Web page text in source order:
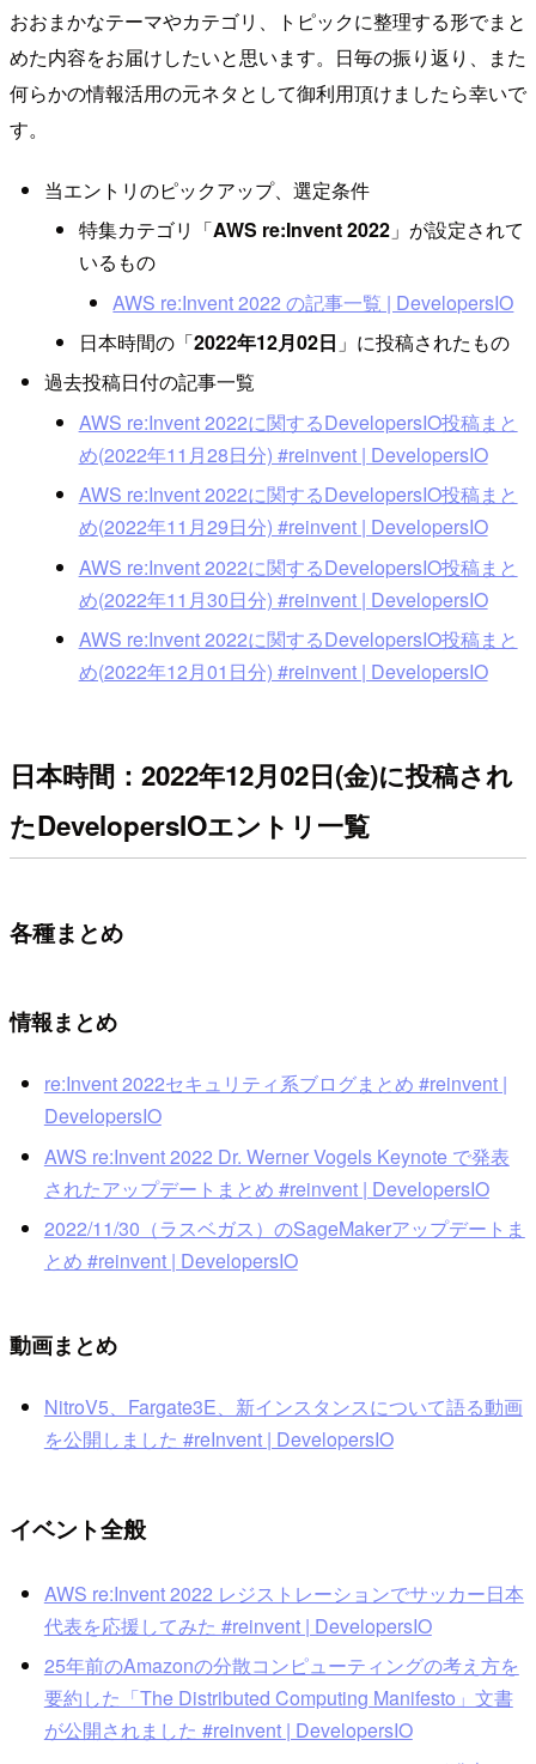
おおまかなテーマやカテゴリ、トピックに整理する形でまと
めた内容をお届けしたいと思います。日毎の振り返り、また
何らかの情報活用の元ネタとして御利用頂けましたら幸いで
す。
当エントリのピックアップ、選定条件
特集カテゴリ「AWS re:Invent 2022」が設定されて
いるもの
AWS re:Invent 2022 の記事一覧 | DevelopersIO
日本時間の「2022年12月02日 」に投稿されたもの
過去投稿日付の記事一覧
AWS re:Invent 2022に関するDevelopersIO投稿まと
め(2022年11月28日分) #reinvent | DevelopersIO
AWS re:Invent 2022に関するDevelopersIO投稿まと
め(2022年11月29日分) #reinvent | DevelopersIO
AWS re:Invent 2022に関するDevelopersIO投稿まと
め(2022年11月30日分) #reinvent | DevelopersIO
AWS re:Invent 2022に関するDevelopersIO投稿まと
め(2022年12月01日分) #reinvent | DevelopersIO
日本時間：2022年12月02日(金)に投稿され
たDevelopersIOエントリ一覧
各種まとめ
情報まとめ
re:Invent 2022セキュリティ系ブログまとめ #reinvent |
DevelopersIO
AWS re:Invent 2022 Dr. Werner Vogels Keynote で発表
されたアップデートまとめ #reinvent | DevelopersIO
2022/11/30（ラスベガス）のSageMakerアップデートま
とめ #reinvent | DevelopersIO
動画まとめ
NitroV5、Fargate3E、新インスタンスについて語る動画
を公開しました #reInvent | DevelopersIO
イベント全般
AWS re:Invent 2022 レジストレーションでサッカー日本
代表を応援してみた #reinvent | DevelopersIO
25年前のAmazonの分散コンピューティングの考え方を
要約した「The Distributed Computing Manifesto」文書
が公開されました #reinvent | DevelopersIO